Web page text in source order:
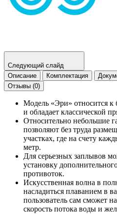
Следующий слайд
Описание
Комплектация
Отзывы (0)
Модель «Эри» относится к
и обладает классической
Относительно небольшие
позволяют без труда
участках, где на счету
метр.
Для серьезных заплывов
установку
противоток.
Искусственная волна в
насладиться плаванием в
пользователь сам сможет
скорость потока воды и